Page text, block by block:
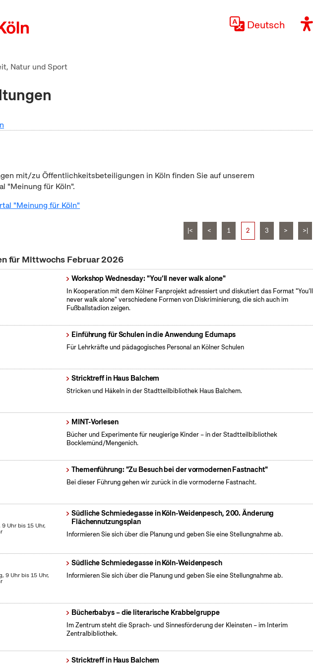
Deutsch
Natur und Sport
mit/zu Öffentlichkeitsbeteiligungen in Köln finden Sie auf unserem
"Meinung für Köln".
"Meinung für Köln"
|< < 1 2 3 > >|
für Mittwochs Februar 2026
Workshop Wednesday: "You’ll never walk alone"
In Kooperation mit dem Kölner Fanprojekt adressiert und diskutiert das Format "You’ll
never walk alone" verschiedene Formen von Diskriminierung, die sich auch im
Fußballstadion zeigen.
Einführung für Schulen in die Anwendung Edumaps
Für Lehrkräfte und pädagogisches Personal an Kölner Schulen
Stricktreff in Haus Balchem
Stricken und Häkeln in der Stadtteilbibliothek Haus Balchem.
MINT-Vorlesen
Bücher und Experimente für neugierige Kinder – in der Stadtteilbibliothek
Bocklemünd/Mengenich.
Themenführung: "Zu Besuch bei der vormodernen Fastnacht"
Bei dieser Führung gehen wir zurück in die vormoderne Fastnacht.
Uhr bis 15 Uhr,
Südliche Schmiedegasse in Köln-Weidenpesch, 200. Änderung
Flächennutzungsplan
Informieren Sie sich über die Planung und geben Sie eine Stellungnahme ab.
9 Uhr bis 15 Uhr,
Südliche Schmiedegasse in Köln-Weidenpesch
Informieren Sie sich über die Planung und geben Sie eine Stellungnahme ab.
Bücherbabys – die literarische Krabbelgruppe
Im Zentrum steht die Sprach- und Sinnesförderung der Kleinsten – im Interim
Zentralbibliothek.
Stricktreff in Haus Balchem